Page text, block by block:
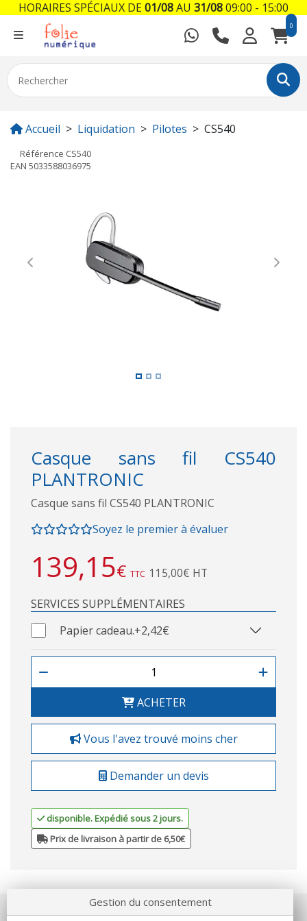
0
Accueil Liquidation Pilotes CS540
Référence CS540
EAN 5033588036975
Previous Next
Casque sans fil CS540
PLANTRONIC
Casque sans fil CS540 PLANTRONIC
Soyez le premier à évaluer
139,15€ TTC 115,00€ HT
SERVICES SUPPLÉMENTAIRES
Papier cadeau.+2,42€
ACHETER
Vous l'avez trouvé moins cher
Demander un devis
disponible. Expédié sous 2 jours.
Prix de livraison à partir de 6,50€
Gestion du consentement
HORAIRES SPÉCIAUX DE01/08AU 31/0809:00 - 15:00